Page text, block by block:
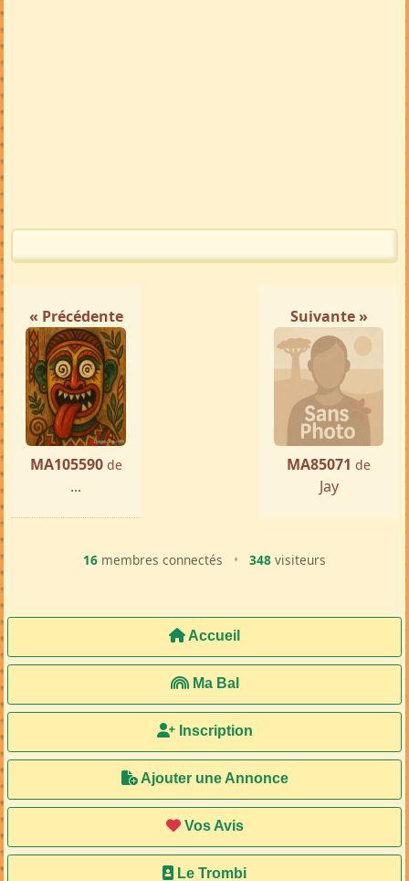
« Précédente
MA105590 de
...
Suivante »
MA85071 de
Jay
16 membres connectés • 348 visiteurs
Accueil
Ma Bal
Inscription
Ajouter une Annonce
Vos Avis
Le Trombi